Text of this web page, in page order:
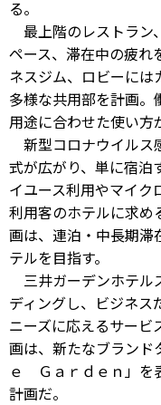
る。
最上階のレストラン
ペース、滞在中の疲れ
ネスジム、ロビーに
多様な共用部を計画
用途に合わせた使い方
新型コロナウイルス
式が広がり、単に宿泊
イユース利用やマイク
利用客のホテルに求め
画は、連泊・中長期滞
テルを目指す。
三井ガーデンホテル
ディングし、ビジネス
ニーズに応えるサー
画は、新たなブラン
ｅ Ｇａｒｄｅｎ」を
計画だ。